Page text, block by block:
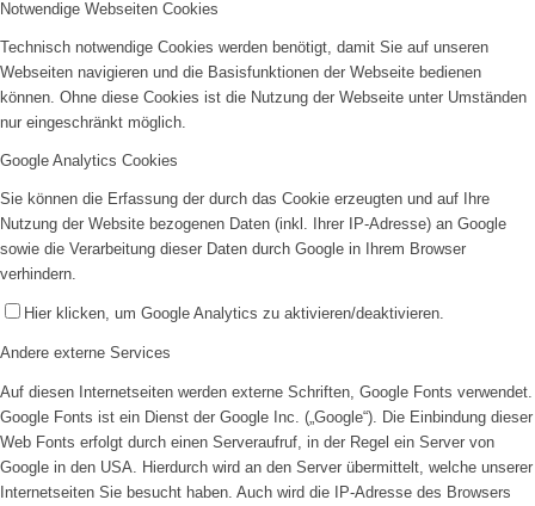
VfR Kultur
zum Online-Shop
Notwendige Webseiten Cookies
Technisch notwendige Cookies werden benötigt, damit Sie auf unseren
Webseiten navigieren und die Basisfunktionen der Webseite bedienen
können. Ohne diese Cookies ist die Nutzung der Webseite unter Umständen
nur eingeschränkt möglich.
Google Analytics Cookies
Sie können die Erfassung der durch das Cookie erzeugten und auf Ihre
Nutzung der Website bezogenen Daten (inkl. Ihrer IP-Adresse) an Google
sowie die Verarbeitung dieser Daten durch Google in Ihrem Browser
verhindern.
Hier klicken, um Google Analytics zu aktivieren/deaktivieren.
Andere externe Services
Auf diesen Internetseiten werden externe Schriften, Google Fonts verwendet.
Google Fonts ist ein Dienst der Google Inc. („Google“). Die Einbindung dieser
Web Fonts erfolgt durch einen Serveraufruf, in der Regel ein Server von
Google in den USA. Hierdurch wird an den Server übermittelt, welche unserer
Internetseiten Sie besucht haben. Auch wird die IP-Adresse des Browsers